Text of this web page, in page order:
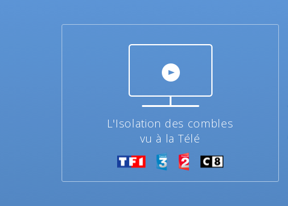
L'Isolation des combles
vu à la Télé